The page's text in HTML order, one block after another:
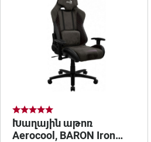
Խաղային աթոռ
Aerocool, BARON Iron